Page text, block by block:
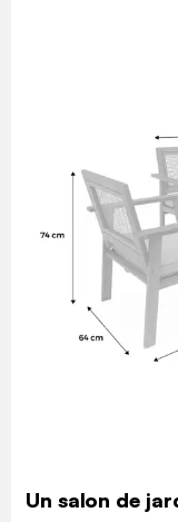
Un salon de